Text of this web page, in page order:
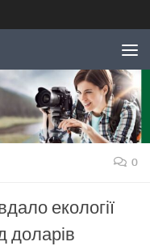
0
екології
доларів